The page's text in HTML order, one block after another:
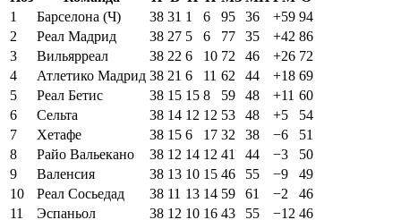
1
Барселона (Ч) 38 31 1 6 95 36 +59 94
2
Реал Мадрид 38 27 5 6 77 35 +42 86
3
Вильярреал 38 22 6 10 72 46 +26 72
4
Атлетико Мадрид 38 21 6 11 62 44 +18 69
5
Реал Бетис 38 15 15 8 59 48 +11 60
6
Сельта 38 14 12 12 53 48 +5
54
7
Хетафе 38 15 6 17 32 38 −6
51
8
Райо Вальекано 38 12 14 12 41 44 −3
50
9
Валенсия 38 13 10 15 46 55 −9
49
10
Реал Сосьедад 38 11 13 14 59 61 −2
46
11
Эспаньол 38 12 10 16 43 55 −12 46